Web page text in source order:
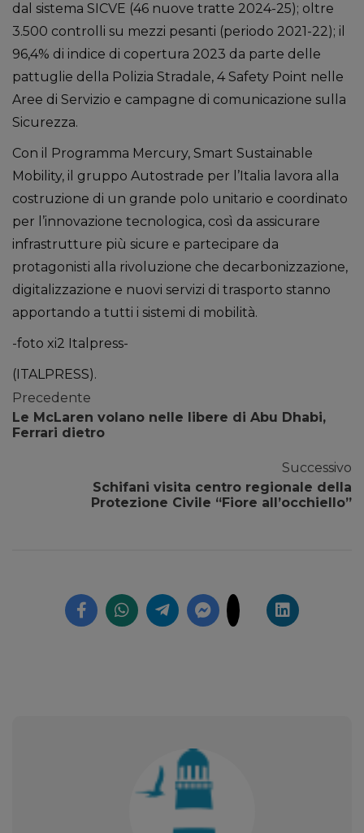
dal sistema SICVE (46 nuove tratte 2024-25); oltre
3.500 controlli su mezzi pesanti (periodo 2021-22); il
96,4% di indice di copertura 2023 da parte delle
pattuglie della Polizia Stradale, 4 Safety Point nelle
Aree di Servizio e campagne di comunicazione sulla
Sicurezza.
Con il Programma Mercury, Smart Sustainable
Mobility, il gruppo Autostrade per l’Italia lavora alla
costruzione di un grande polo unitario e coordinato
per l’innovazione tecnologica, così da assicurare
infrastrutture più sicure e partecipare da
protagonisti alla rivoluzione che decarbonizzazione,
digitalizzazione e nuovi servizi di trasporto stanno
apportando a tutti i sistemi di mobilità.
-foto xi2 Italpress-
(ITALPRESS).
Precedente
Le McLaren volano nelle libere di Abu Dhabi,
Ferrari dietro
Successivo
Schifani visita centro regionale della
Protezione Civile “Fiore all’occhiello”